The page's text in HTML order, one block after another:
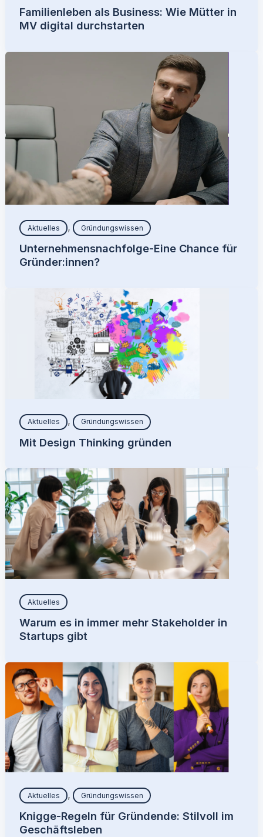
Familienleben als Business: Wie Mütter in
MV digital durchstarten
Aktuelles , Gründungswissen
Unternehmensnachfolge-Eine Chance für
Gründer:innen?
Aktuelles , Gründungswissen
Mit Design Thinking gründen
Aktuelles
Warum es in immer mehr Stakeholder in
Startups gibt
Aktuelles , Gründungswissen
Knigge-Regeln für Gründende: Stilvoll im
Geschäftsleben